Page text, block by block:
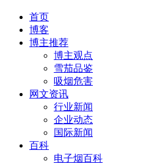
首页
博客
博主推荐
博主观点
雪茄品鉴
吸烟危害
网文资讯
行业新闻
企业动态
国际新闻
百科
电子烟百科